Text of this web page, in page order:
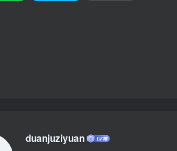
duanjuziyuan